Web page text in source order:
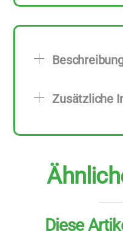
250
Menge
Zusätzliche
Diese